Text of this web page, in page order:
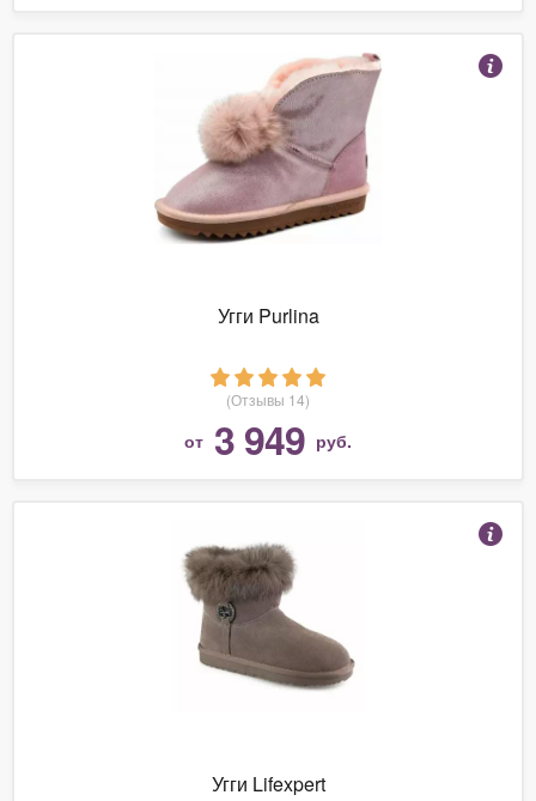
Угги Purlina
(Отзывы 14)
от 3 949 руб.
Угги Lifexpert